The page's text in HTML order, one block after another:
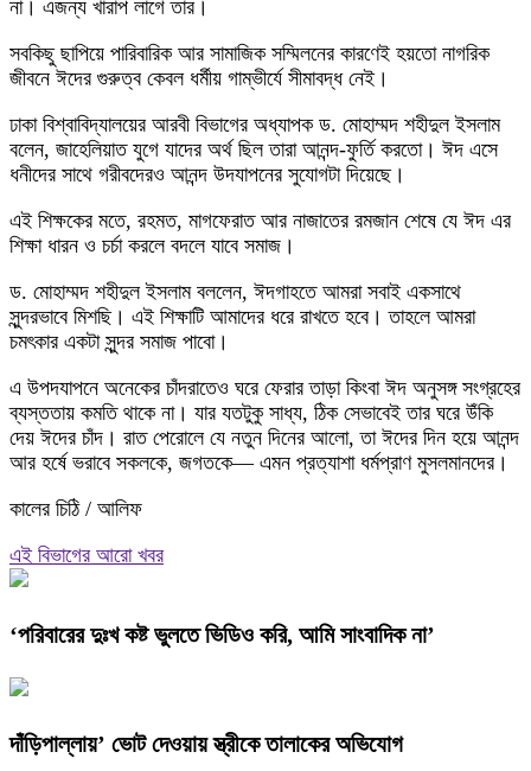
না। এজন্য খারাপ লাগে তার।
সবকিছু ছাপিয়ে পারিবারিক আর সামাজিক সম্মিলনের কারণেই হয়তো নাগরিক
জীবনে ঈদের গুরুত্ব কেবল ধর্মীয় গাম্ভীর্যে সীমাবদ্ধ নেই।
ঢাকা বিশ্বাবিদ্যালয়ের আরবী বিভাগের অধ্যাপক ড. মোহাম্মদ শহীদুল ইসলাম
বলেন, জাহেলিয়াত যুগে যাদের অর্থ ছিল তারা আনন্দ-ফুর্তি করতো। ঈদ এসে
ধনীদের সাথে গরীবদেরও আনন্দ উদযাপনের সুযোগটা দিয়েছে।
এই শিক্ষকের মতে, রহমত, মাগফেরাত আর নাজাতের রমজান শেষে যে ঈদ এর
শিক্ষা ধারন ও চর্চা করলে বদলে যাবে সমাজ।
ড. মোহাম্মদ শহীদুল ইসলাম বললেন, ঈদগাহতে আমরা সবাই একসাথে
সুন্দরভাবে মিশছি। এই শিক্ষাটি আমাদের ধরে রাখতে হবে। তাহলে আমরা
চমৎকার একটা সুন্দর সমাজ পাবো।
এ উপদযাপনে অনেকের চাঁদরাতেও ঘরে ফেরার তাড়া কিংবা ঈদ অনুসঙ্গ সংগ্রহের
ব্যস্ততায় কমতি থাকে না। যার যতটুকু সাধ্য, ঠিক সেভাবেই তার ঘরে উঁকি
দেয় ঈদের চাঁদ। রাত পেরোলে যে নতুন দিনের আলো, তা ঈদের দিন হয়ে আনন্দ
আর হর্ষে ভরাবে সকলকে, জগতকে— এমন প্রত্যাশা ধর্মপ্রাণ মুসলমানদের।
কালের চিঠি / আলিফ
এই বিভাগের আরো খবর
‘পরিবারের দুঃখ কষ্ট ভুলতে ভিডিও করি, আমি সাংবাদিক না’
দাঁড়িপাল্লায়’ ভোট দেওয়ায় স্ত্রীকে তালাকের অভিযোগ